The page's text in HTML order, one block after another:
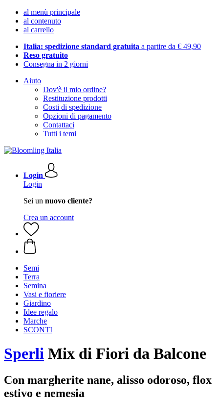
al menù principale
al contenuto
al carrello
Italia: spedizione standard gratuita a partire da € 49,90
Reso gratuito
Consegna in 2 giorni
Aiuto
Dov'è il mio ordine?
Restituzione prodotti
Costi di spedizione
Opzioni di pagamento
Contattaci
Tutti i temi
Login
Login
Sei un nuovo cliente?
Crea un account
Semi
Terra
Semina
Vasi e fioriere
Giardino
Idee regalo
Marche
SCONTI
Sperli Mix di Fiori da Balcone
Con margherite nane, alisso odoroso, flox
estivo e nemesia